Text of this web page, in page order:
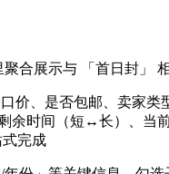
合展示与 「首日封」
价、是否包邮、卖家类
余时间（短↔长）、当
完成